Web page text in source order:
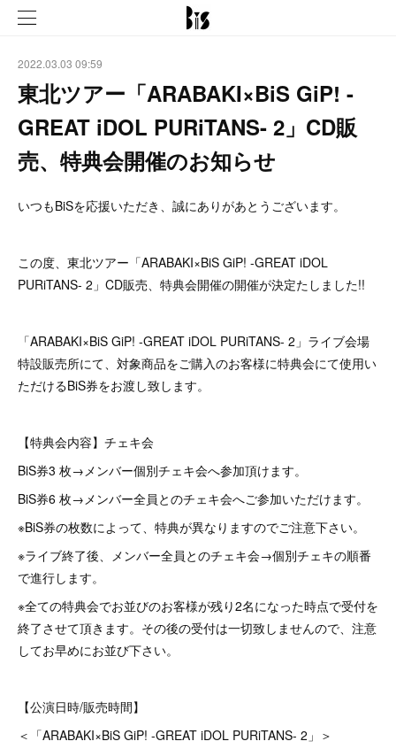
2022.03.03 09:59
東北ツアー「ARABAKI×BiS GiP! -
GREAT iDOL PURiTANS- 2」CD販
売、特典会開催のお知らせ
いつもBiSを応援いただき、誠にありがあとうございます。
この度、東北ツアー「ARABAKI×BiS GiP! -GREAT iDOL
PURiTANS- 2」CD販売、特典会開催の開催が決定たしました!!
「ARABAKI×BiS GiP! -GREAT iDOL PURiTANS- 2」ライブ会場
特設販売所にて、対象商品をご購入のお客様に特典会にて使用い
ただけるBiS券をお渡し致します。
【特典会内容】チェキ会
BiS券3 枚→メンバー個別チェキ会へ参加頂けます。
BiS券6 枚→メンバー全員とのチェキ会へご参加いただけます。
※BiS券の枚数によって、特典が異なりますのでご注意下さい。
※ライブ終了後、メンバー全員とのチェキ会→個別チェキの順番
で進行します。
※全ての特典会でお並びのお客様が残り2名になった時点で受付を
終了させて頂きます。その後の受付は一切致しませんので、注意
してお早めにお並び下さい。
【公演日時/販売時間】
＜「ARABAKI×BiS GiP! -GREAT iDOL PURiTANS- 2」＞